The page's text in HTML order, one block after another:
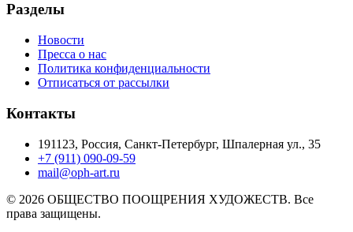
Разделы
Новости
Пресса о нас
Политика конфиденциальности
Отписаться от рассылки
Контакты
191123, Россия, Санкт-Петербург, Шпалерная ул., 35
+7 (911) 090-09-59
mail@oph-art.ru
© 2026 ОБЩЕСТВО ПООЩРЕНИЯ ХУДОЖЕСТВ. Все
права защищены.